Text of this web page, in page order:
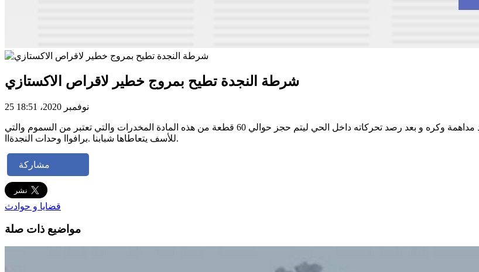
شرطة النجدة تطيح بمروج خطير لاقراص الاكستازي
25 نوفمبر 2020، 18:51
تم منذ قليل الإطاحة بأحد مروجي مادة الإكستازي بحي السمار_صفاقس بعد مداهمة وكره و بعد رصد تحركاته داخل الحي ليتم حجز حوالي 60 قطعة من هذه المادة المخدرات والتي تعتبر من السموم والتي
للأسف يتعاطاها شبابنا .برافواا وحدات النجدةاا.
مشاركة
قضايا و حوادث
مواضيع ذات صلة